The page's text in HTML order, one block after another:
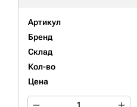
Артикул
Бренд
Склад
Кол-во
Цена